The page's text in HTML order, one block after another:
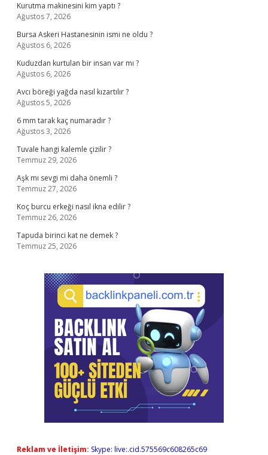
Kurutma makinesini kim yaptı ?
Ağustos 7, 2026
Bursa Askeri Hastanesinin ismi ne oldu ?
Ağustos 6, 2026
Kuduzdan kurtulan bir insan var mı ?
Ağustos 6, 2026
Avcı böreği yağda nasıl kızartılır ?
Ağustos 5, 2026
6 mm tarak kaç numaradır ?
Ağustos 3, 2026
Tuvale hangi kalemle çizilir ?
Temmuz 29, 2026
Aşk mı sevgi mi daha önemli ?
Temmuz 27, 2026
Koç burcu erkeği nasıl ikna edilir ?
Temmuz 26, 2026
Tapuda birinci kat ne demek ?
Temmuz 25, 2026
Reklam ve İletişim: Skype: live:.cid.575569c608265c69